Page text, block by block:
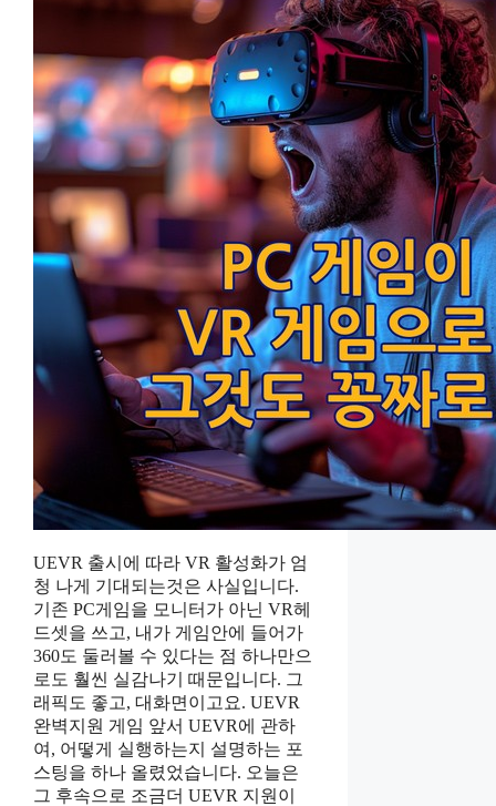
UEVR 출시에 따라 VR 활성화가 엄
청 나게 기대되는것은 사실입니다.
기존 PC게임을 모니터가 아닌 VR헤
드셋을 쓰고, 내가 게임안에 들어가
360도 둘러볼 수 있다는 점 하나만으
로도 훨씬 실감나기 때문입니다. 그
래픽도 좋고, 대화면이고요. UEVR
완벽지원 게임 앞서 UEVR에 관하
여, 어떻게 실행하는지 설명하는 포
스팅을 하나 올렸었습니다. 오늘은
그 후속으로 조금더 UEVR 지원이